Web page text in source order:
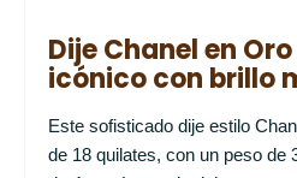
Dije Chanel en
icónico con brillo
Este sofisticado dije estilo
de 18 quilates, con un peso de